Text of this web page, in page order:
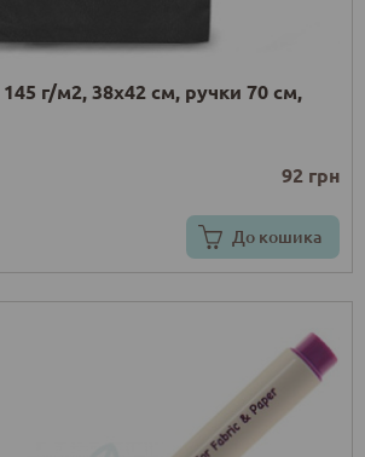
г/м2, 38х42 см, ручки 70 см,
92 грн
До кошика